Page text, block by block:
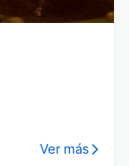
Ver más